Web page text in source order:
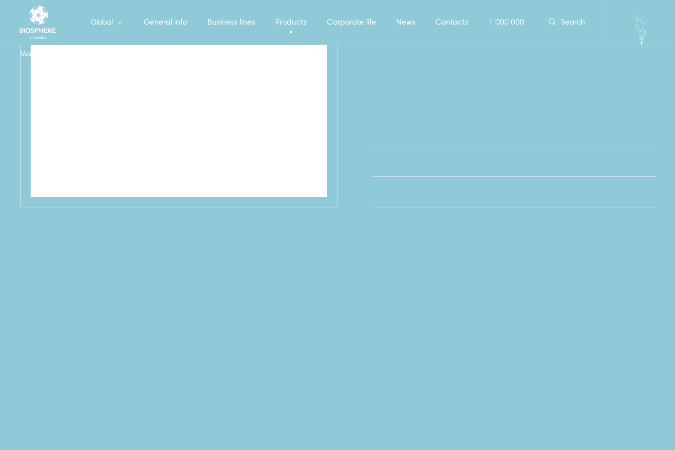
General info Business lines Products Corporate life News Contacts 1 000 000 Search
Global
Main